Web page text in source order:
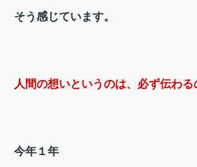
そう感じています。
人間の想いというのは、必ず伝わる
今年１年